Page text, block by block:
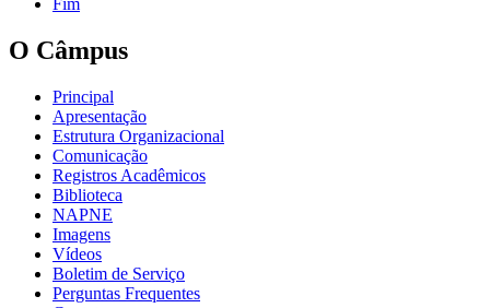
Fim
O Câmpus
Principal
Apresentação
Estrutura Organizacional
Comunicação
Registros Acadêmicos
Biblioteca
NAPNE
Imagens
Vídeos
Boletim de Serviço
Perguntas Frequentes